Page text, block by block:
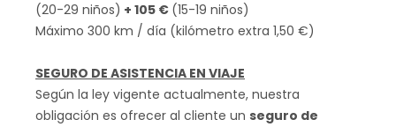
(20-29 niños) + 105 € (15-19 niños)
Máximo 300 km / día (kilómetro extra 1,50 €)
SEGURO DE ASISTENCIA EN VIAJE
Según la ley vigente actualmente, nuestra
obligación es ofrecer al cliente un seguro de